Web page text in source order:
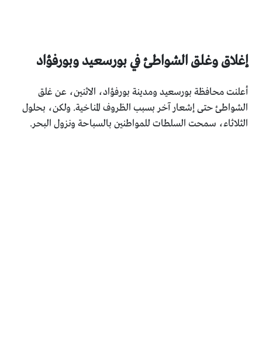
إغلاق وغلق الشواطئ في بورسعيد وبورفؤاد
أعلنت محافظة بورسعيد ومدينة بورفؤاد، الاثنين، عن غلق
الشواطئ حتى إشعار آخر بسبب الظروف المناخية. ولكن، بحلول
الثلاثاء، سمحت السلطات للمواطنين بالسباحة ونزول البحر.